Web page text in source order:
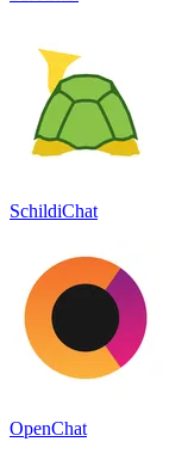
SchildiChat
OpenChat